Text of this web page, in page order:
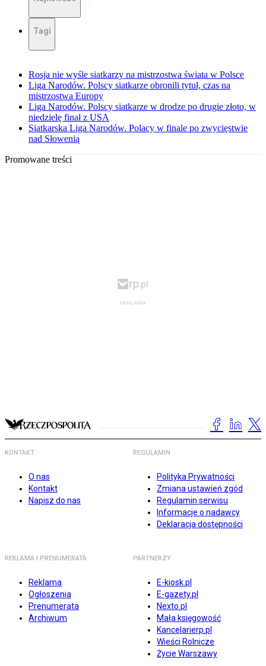
Tagi
Rosja nie wyśle siatkarzy na mistrzostwa świata w Polsce
Liga Narodów. Polscy siatkarze obronili tytuł, czas na
mistrzostwa Europy
Liga Narodów. Polscy siatkarze w drodze po drugie złoto, w
niedzielę finał z USA
Siatkarska Liga Narodów. Polacy w finale po zwycięstwie
nad Słowenią
Promowane treści
KONTAKT
O nas
Kontakt
Napisz do nas
REGULAMIN
Polityka Prywatności
Zmiana ustawień zgód
Regulamin serwisu
Informacje o nadawcy
Deklaracja dostępności
REKLAMA I PRENUMERATA
Reklama
Ogłoszenia
Prenumerata
Archiwum
PARTNERZY
E-kiosk.pl
E-gazety.pl
Nexto.pl
Mała księgowość
Kancelarierp.pl
Wieści Rolnicze
Życie Warszawy